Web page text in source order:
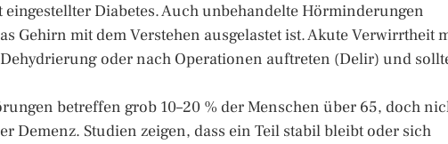
Diabetes. Auch unbehandelte Hörminderungen
Gehirn mit dem Verstehen ausgelastet ist. Akute Verwirrtheit
oder nach Operationen auftreten (Delir) und
betreffen grob 10–20 % der Menschen über 65, doch
Demenz. Studien zeigen, dass ein Teil stabil bleibt oder sich